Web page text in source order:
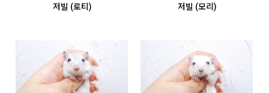
저빌 (로티) 저빌 (모리)